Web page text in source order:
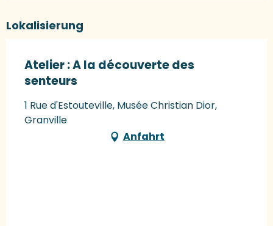
Lokalisierung
Atelier : A la découverte des
senteurs
1 Rue d'Estouteville, Musée Christian Dior,
Granville
Anfahrt